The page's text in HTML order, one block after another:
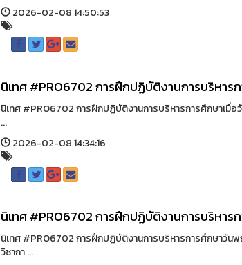
2026-02-08 14:50:53
นิเทศ #PRO6702 การฝึกปฏิบัติงานการบริหาร
นิเทศ #PRO6702 การฝึกปฏิบัติงานการบริหารการศึกษาเมื่
...
2026-02-08 14:34:16
นิเทศ #PRO6702 การฝึกปฏิบัติงานการบริหาร
นิเทศ #PRO6702 การฝึกปฏิบัติงานการบริหารการศึกษาวั
วิชากา ...